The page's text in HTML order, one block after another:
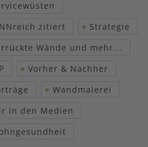
zitiert
Strategie
Wände und mehr...
Vorher & Nachher
Wandmalerei
in den Medien